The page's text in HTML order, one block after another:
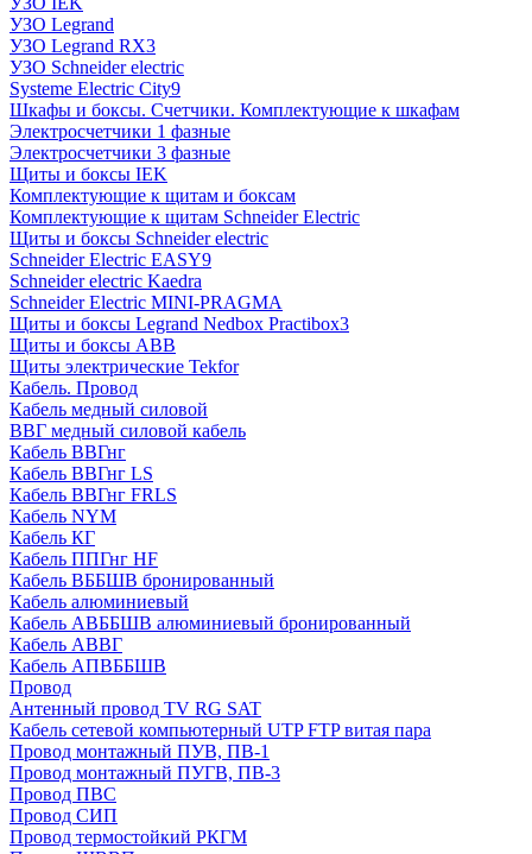
УЗО Legrand
УЗО Legrand RX3
УЗО Schneider electric
Systeme Electric City9
Шкафы и боксы. Счетчики. Комплектующие к шкафам
Электросчетчики 1 фазные
Электросчетчики 3 фазные
Щиты и боксы IEK
Комплектующие к щитам и боксам
Комплектующие к щитам Schneider Electric
Щиты и боксы Schneider electric
Schneider Electric EASY9
Schneider electric Kaedra
Schneider Electric MINI-PRAGMA
Щиты и боксы Legrand Nedbox Practibox3
Щиты и боксы ABB
Щиты электрические Tekfor
Кабель. Провод
Кабель медный силовой
ВВГ медный силовой кабель
Кабель ВВГнг
Кабель ВВГнг LS
Кабель ВВГнг FRLS
Кабель NYM
Кабель КГ
Кабель ППГнг HF
Кабель ВББШВ бронированный
Кабель алюминиевый
Кабель АВББШВ алюминиевый бронированный
Кабель АВВГ
Кабель АПВББШВ
Провод
Антенный провод TV RG SAT
Кабель сетевой компьютерный UTP FTP витая пара
Провод монтажный ПУВ, ПВ-1
Провод монтажный ПУГВ, ПВ-3
Провод ПВС
Провод СИП
Провод термостойкий РКГМ